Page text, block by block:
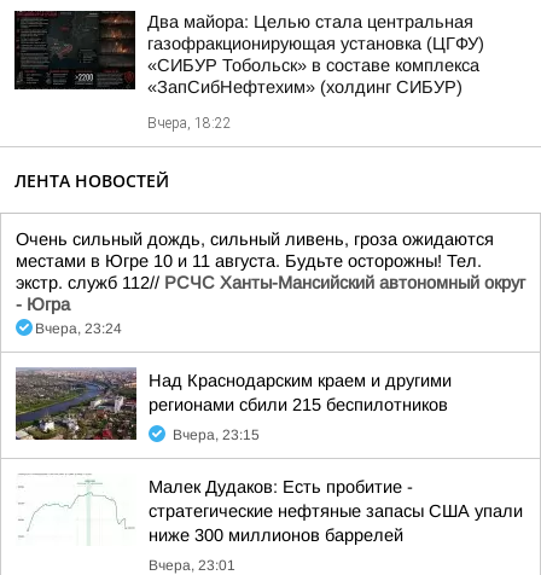
Два майора: Целью стала центральная
газофракционирующая установка (ЦГФУ)
«СИБУР Тобольск» в составе комплекса
«ЗапСибНефтехим» (холдинг СИБУР)
Вчера, 18:22
ЛЕНТА НОВОСТЕЙ
Очень сильный дождь, сильный ливень, гроза ожидаются
местами в Югре 10 и 11 августа. Будьте осторожны! Тел.
экстр. служб 112// РСЧС Ханты-Мансийский автономный округ
- Югра
Вчера, 23:24
Над Краснодарским краем и другими
регионами сбили 215 беспилотников
Вчера, 23:15
Малек Дудаков: Есть пробитие -
стратегические нефтяные запасы США упали
ниже 300 миллионов баррелей
Вчера, 23:01